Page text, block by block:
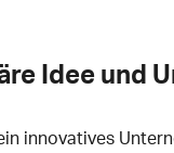
Idee und
innovatives